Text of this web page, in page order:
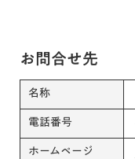
お問合せ先
名称
電話番号
ホームページ